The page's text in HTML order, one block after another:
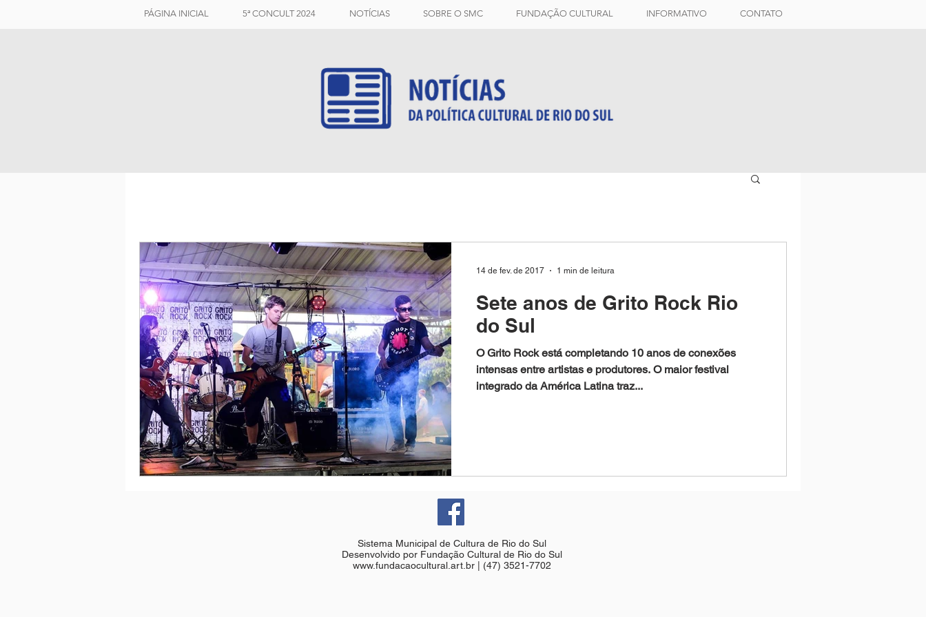
PÁGINA INICIAL 5ª CONCULT 2024 NOTÍCIAS SOBRE O SMC FUNDAÇÃO CULTURAL INFORMATIVO CONTATO
Sete anos de Grito Rock Rio
do Sul
O Grito Rock está completando 10 anos de conexões
intensas entre artistas e produtores. O maior festival
integrado da América Latina traz...
14 de fev. de 2017 1 min de leitura
Sistema Municipal de Cultura de Rio do Sul
Desenvolvido por Fundação Cultural de Rio do Sul
www.fundacaocultural.art.br | (47) 3521-7702